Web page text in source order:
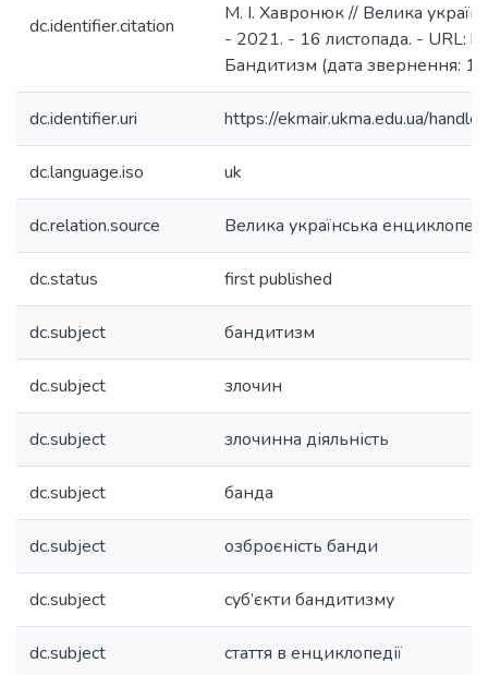
dc.identifier.citation
М. І. Хавронюк // Велика
- 2021. - 16 листопада. - URL:
Бандитизм (дата звернення:
dc.identifier.uri https://ekmair.ukma.edu.ua/
dc.language.iso uk
dc.relation.source Велика українська
dc.status first published
dc.subject бандитизм
dc.subject злочин
dc.subject злочинна діяльність
dc.subject банда
dc.subject озброєність банди
dc.subject суб’єкти бандитизму
dc.subject стаття в енциклопедії